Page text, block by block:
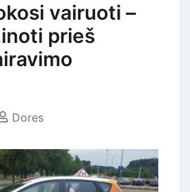
vairuoti –
prieš
Dores